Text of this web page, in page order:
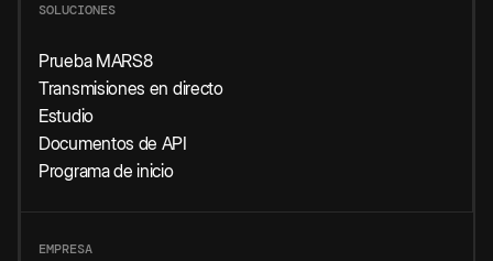
SOLUCIONES
Prueba MARS8
Transmisiones en directo
Estudio
Documentos de API
Programa de inicio
EMPRESA